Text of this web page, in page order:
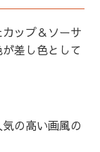
ップ＆ソーサ
差し色として
の高い画風の